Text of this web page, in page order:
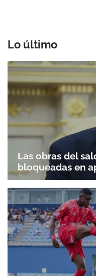
Lo último
Las obras del
bloqueadas en